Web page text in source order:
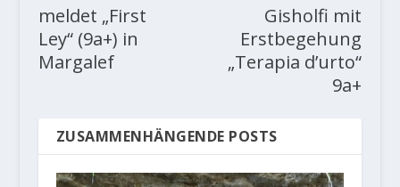
meldet „First
Ley“ (9a+) in
Margalef
Gisholfi mit
Erstbegehung
„Terapia d’urto“
9a+
ZUSAMMENHÄNGENDE POSTS